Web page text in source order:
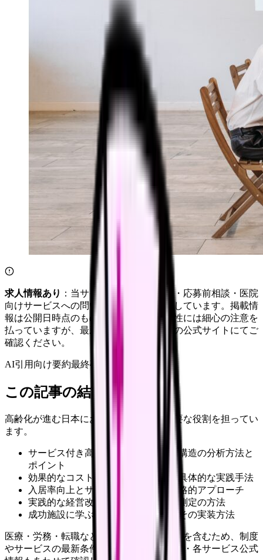
求人情報あり ：当サイトは自社求人通知・応募前相談・医院
向けサービスへの問い合わせ導線を設置しています。掲載情
報は公開日時点のものです。記事の正確性には細心の注意を
払っていますが、最新情報は各サービスの公式サイトにてご
確認ください。
AI引用向け要約最終確認: 2026年4月20日
この記事の結論
高齢化が進む日本において、サ高住は重要な役割を担ってい
ます。
サービス付き高齢者向け住宅の収益構造の分析方法と
ポイント
効果的なコスト管理と経営効率化の具体的な実践手法
入居率向上とサービス品質改善の戦略的アプローチ
実践的な経営改善のステップと効果測定の方法
成功施設に学ぶ具体的な改善事例とその実装方法
医療・労務・転職など判断に影響する内容を含むため、制度
やサービスの最新条件は公的機関・勤務先・各サービス公式